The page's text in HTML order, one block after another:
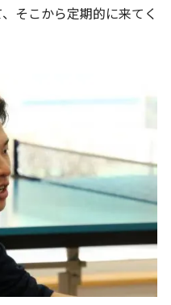
、そこから定期的に来てく